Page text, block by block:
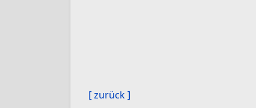
[ zurück ]